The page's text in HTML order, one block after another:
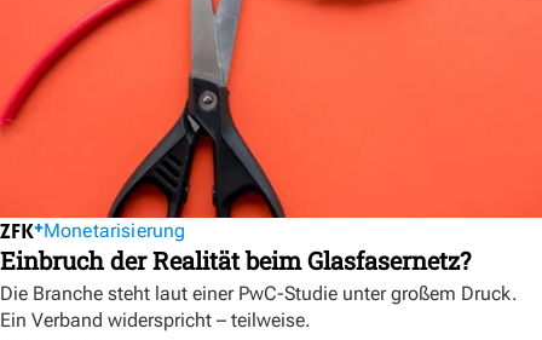
Monetarisierung
Einbruch der Realität beim Glasfasernetz?
Die Branche steht laut einer PwC-Studie unter großem Druck.
Ein Verband widerspricht – teilweise.